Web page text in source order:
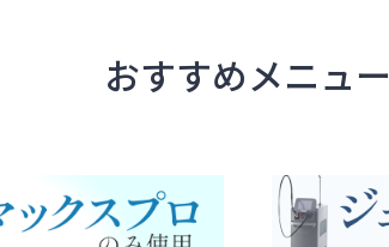
おすすめメニュー